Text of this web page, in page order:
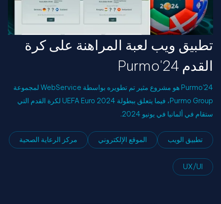
تطبيق ويب لعبة المراهنة على كرة
القدم Purmo'24
Purmo'24 هو مشروع مثير تم تطويره بواسطة WebService لمجموعة
Purmo Group، فيما يتعلق ببطولة UEFA Euro 2024 لكرة القدم التي
ستقام في ألمانيا في يونيو 2024.
تطبيق الويب الموقع الإلكتروني مركز الرعاية الصحية
UX/UI